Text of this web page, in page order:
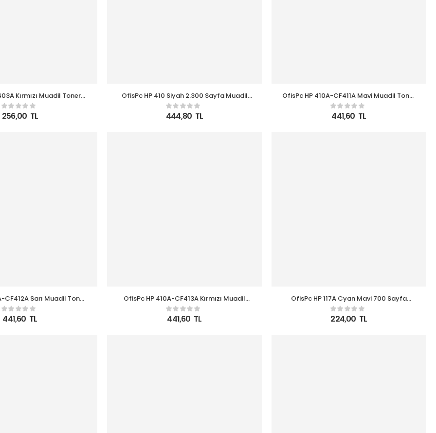
Kırmızı Muadil Toner
M227-M252
256,00 TL
OfisPc HP 410 Siyah 2.300 Sayfa Muadil
Toner CF410A
444,80 TL
OfisPc HP 410A-CF411A Mavi Muadil Toner
M452NW-M477-M377
441,60 TL
CF412A Sarı Muadil Toner
M477-M377
441,60 TL
OfisPc HP 410A-CF413A Kırmızı Muadil
Toner M452NW-M477-M377
441,60 TL
OfisPc HP 117A Cyan Mavi 700 Sayfa
W2071A Çipsiz Muadil Toner
224,00 TL